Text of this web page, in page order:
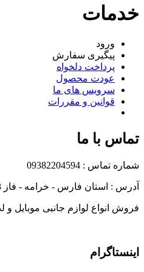
خدمات
ورود
پیگیری سفارش
پرداخت دلخواه
عودت محصول
سرویس های ما
قوانین و مقررات
تماس با ما
شماره تماس : 09382204594
آدرس : استان فارس - خرامه - فاز 3
فروش انواع لوازم جانبی موبایل
اینستاگرام